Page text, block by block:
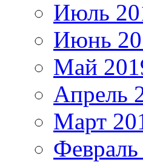
Июль
Июнь
Май
Апрель
Март